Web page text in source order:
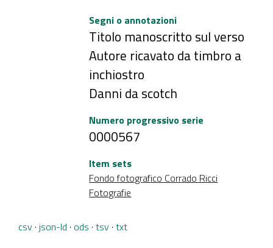
Segni o annotazioni
Titolo manoscritto sul verso
Autore ricavato da timbro a
inchiostro
Danni da scotch
Numero progressivo serie
0000567
Item sets
Fondo fotografico Corrado Ricci
Fotografie
csv json-ld ods tsv txt